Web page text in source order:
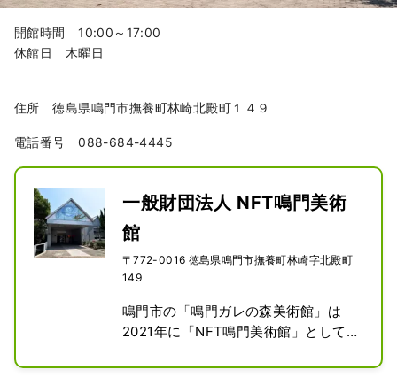
開館時間 10:00～17:00
休館日 木曜日
住所 徳島県鳴門市撫養町林崎北殿町１４９
電話番号 088-684-4445
一般財団法人 NFT鳴門美術
館
〒772-0016 徳島県鳴門市撫養町林崎字北殿町
149
鳴門市の「鳴門ガレの森美術館」は
2021年に「NFT鳴門美術館」としてリ
の展示のみならず、アート作品に関す